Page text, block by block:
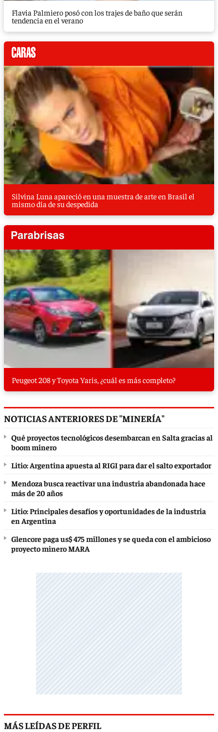
Flavia Palmiero posó con los trajes de baño que serán
tendencia en el verano
Silvina Luna apareció en una muestra de arte en Brasil el
mismo día de su despedida
Peugeot 208 y Toyota Yaris, ¿cuál es más completo?
NOTICIAS ANTERIORES DE "MINERÍA"
Qué proyectos tecnológicos desembarcan en Salta gracias al
boom minero
Litio: Argentina apuesta al RIGI para dar el salto exportador
Mendoza busca reactivar una industria abandonada hace
más de 20 años
Litio: Principales desafíos y oportunidades de la industria
en Argentina
Glencore paga us$ 475 millones y se queda con el ambicioso
proyecto minero MARA
MÁS LEÍDAS DE PERFIL